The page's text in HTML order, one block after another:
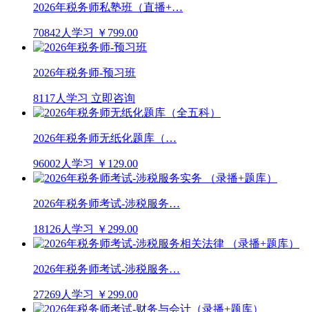
2026年税务师私塾班（直播+…
70842人学习 ￥799.00
2026年税务师-预习班
8117人学习 立即咨询
2026年税务师无纸化题库（…
96002人学习 ￥129.00
2026年税务师考试-涉税服务…
18126人学习 ￥299.00
2026年税务师考试-涉税服务…
27269人学习 ￥299.00